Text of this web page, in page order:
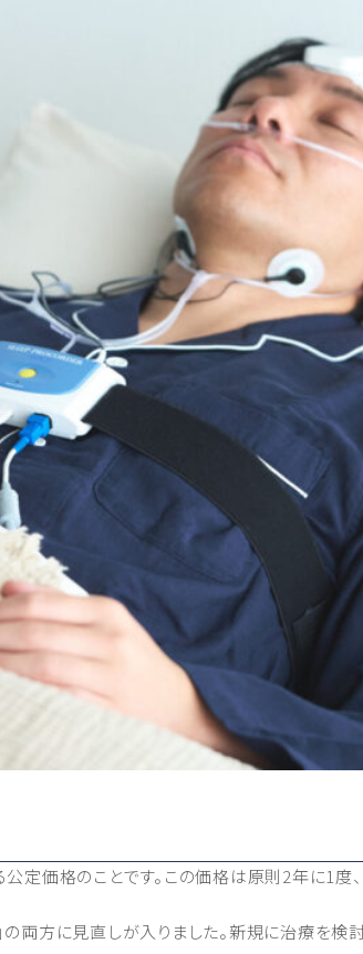
価格のことです。この価格は原則2年に1度
両方に見直しが入りました。新規に治療を検